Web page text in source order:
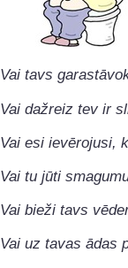
Vai tavs
Vai dažreiz tev ir
Vai esi ievērojusi,
Vai tu jūti
Vai bieži tavs
Vai uz tavas ādas